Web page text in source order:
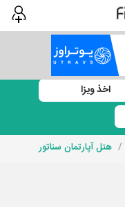
اخذ ویزا
هتل آپارتمان سناتور